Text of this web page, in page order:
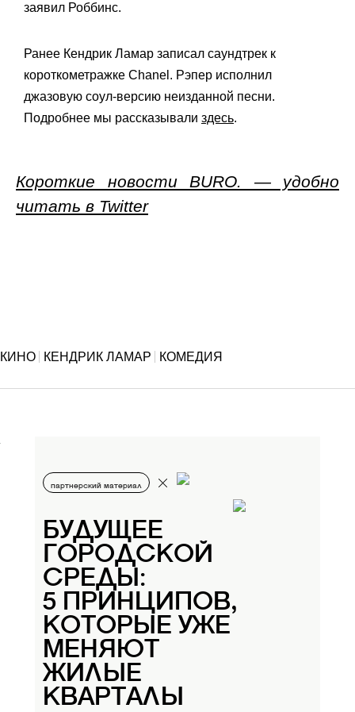
заявил Роббинс.
Ранее Кендрик Ламар записал саундтрек к
короткометражке Chanel. Рэпер исполнил
джазовую соул-версию неизданной песни.
Подробнее мы рассказывали здесь.
Короткие новости BURO. — удобно
читать в Twitter
КИНО КЕНДРИК ЛАМАР КОМЕДИЯ
партнерский материал
БУДУЩЕЕ
ГОРОДСКОЙ
СРЕДЫ:
5 ПРИНЦИПОВ,
КОТОРЫЕ УЖЕ
МЕНЯЮТ
ЖИЛЫЕ
КВАРТАЛЫ